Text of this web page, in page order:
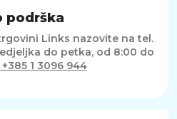
podrška
Links nazovite na tel.
do petka, od 8:00 do
1 3096 944